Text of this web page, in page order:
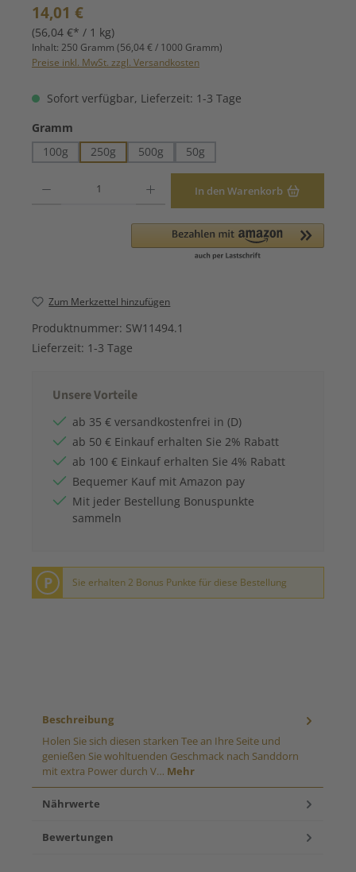
Regulärer Preis:
14,01 €
(56,04 €* / 1 kg)
Inhalt: 250 Gramm (56,04 € / 1000 Gramm)
Preise inkl. MwSt. zzgl. Versandkosten
Sofort verfügbar, Lieferzeit: 1-3 Tage
Gramm
100g
250g 500g 50g
In den Warenkorb
Zum Merkzettel hinzufügen
Produktnummer: SW11494.1
Lieferzeit: 1-3 Tage
Unsere Vorteile
ab 35 € versandkostenfrei in (D)
ab 50 € Einkauf erhalten Sie 2% Rabatt
ab 100 € Einkauf erhalten Sie 4% Rabatt
Bequemer Kauf mit Amazon pay
Mit jeder Bestellung Bonuspunkte
sammeln
P Sie erhalten 2 Bonus Punkte für diese Bestellung
Beschreibung
Holen Sie sich diesen starken Tee an Ihre Seite und
genießen Sie wohltuenden Geschmack nach Sanddorn
mit extra Power durch V… Mehr
Nährwerte
Bewertungen